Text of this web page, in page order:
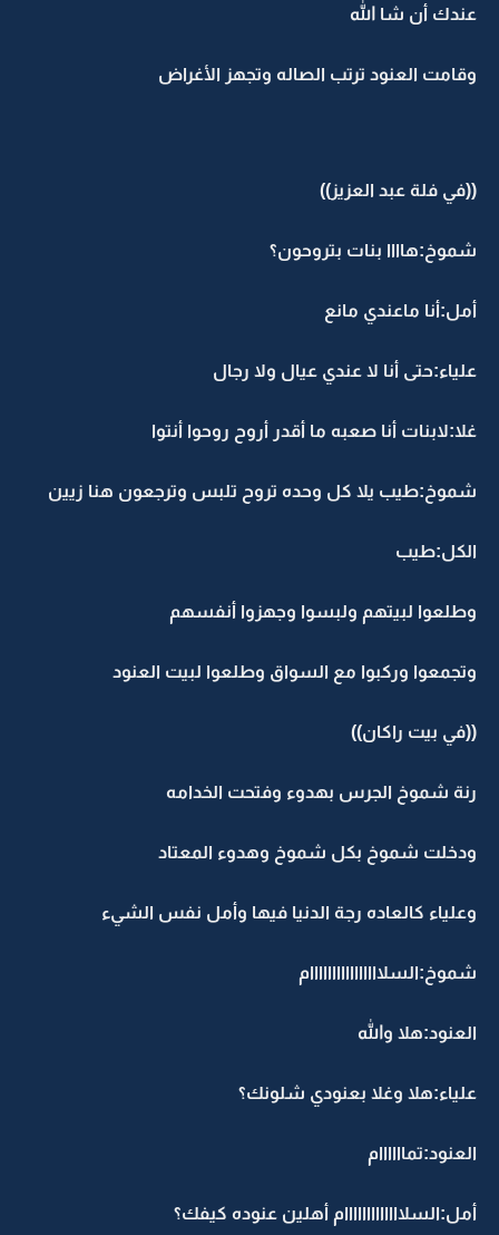
عندك أن شا الله
وقامت العنود ترتب الصاله وتجهز الأغراض
((في فلة عبد العزيز))
شموخ:هاااا بنات بتروحون؟
أمل:أنا ماعندي مانع
علياء:حتى أنا لا عندي عيال ولا رجال
غلا:لابنات أنا صعبه ما أقدر أروح روحوا أنتوا
شموخ:طيب يلا كل وحده تروح تلبس وترجعون هنا زيين
الكل:طيب
وطلعوا لبيتهم ولبسوا وجهزوا أنفسهم
وتجمعوا وركبوا مع السواق وطلعوا لبيت العنود
((في بيت راكان))
رنة شموخ الجرس بهدوء وفتحت الخدامه
ودخلت شموخ بكل شموخ وهدوء المعتاد
وعلياء كالعاده رجة الدنيا فيها وأمل نفس الشيء
شموخ:السلاااااااااااااااام
العنود:هلا والله
علياء:هلا وغلا بعنودي شلونك؟
العنود:تماااااام
أمل:السلااااااااااااام أهلين عنوده كيفك؟